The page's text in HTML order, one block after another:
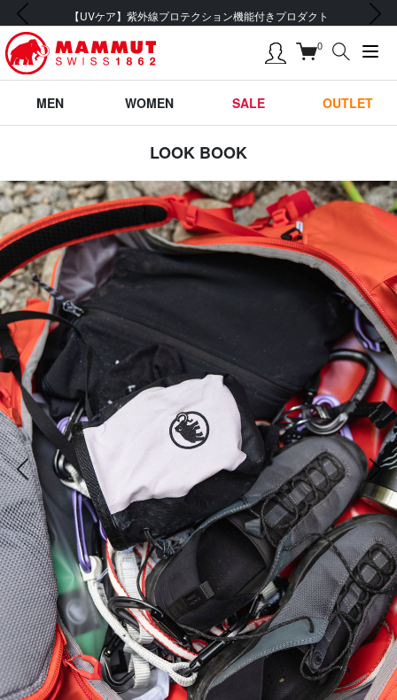
【UVケア】紫外線プロテクション機能付きプロダクト
前の画像 次の画像
0
MEN WOMEN SALE OUTLET
LOOK BOOK
前の画像 次